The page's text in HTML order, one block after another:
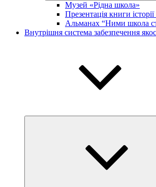
Музей «Рідна школа»
Презентація книги історії
Альманах “Ними школа
Внутрішня система забезпечення